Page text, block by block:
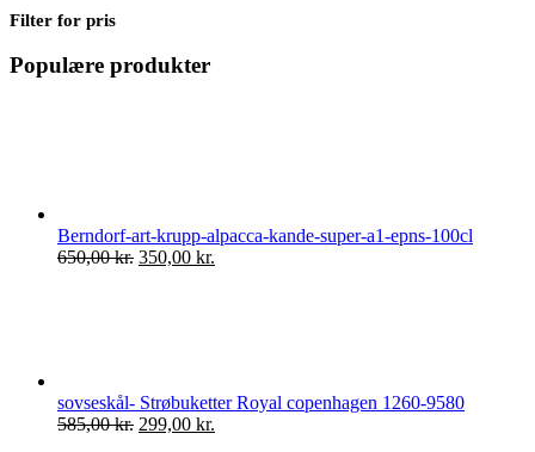
Filter for pris
Populære produkter
Berndorf-art-krupp-alpacca-kande-super-a1-epns-100cl
650,00kr. Den
350,00 kr.
sovseskål- Strøbuketter Royal copenhagen 1260-9580
585,00kr. Den
299,00 kr.